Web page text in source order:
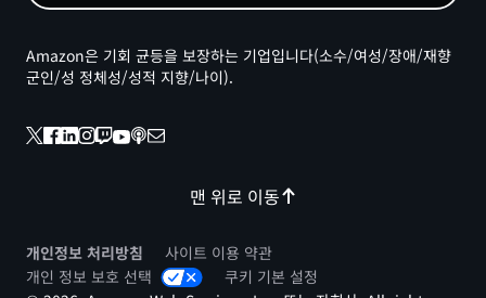
맨 위로 이동
Amazon은 기회 균등을 보장하는 기업입니다(소수/여성/장애/재향
군인/성 정체성/성적 지향/나이).
개인정보 처리방침
사이트 이용 약관
개인 정보 보호 선택
쿠키 기본 설정